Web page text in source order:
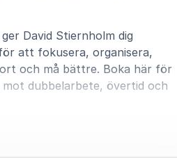
David Stiernholm dig
att fokusera, organisera,
och må bättre. Boka här för
dubbelarbete, övertid och